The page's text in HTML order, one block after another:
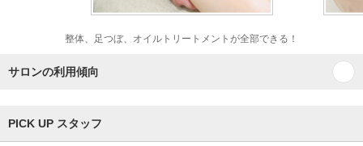
整体、足つぼ、オイルトリートメントが全部できる！
サロンの利用傾向
PICK UP スタッフ